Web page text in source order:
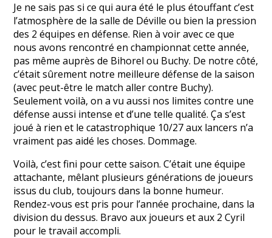
Je ne sais pas si ce qui aura été le plus étouffant c’est
l’atmosphère de la salle de Déville ou bien la pression
des 2 équipes en défense. Rien à voir avec ce que
nous avons rencontré en championnat cette année,
pas même auprès de Bihorel ou Buchy. De notre côté,
c’était sûrement notre meilleure défense de la saison
(avec peut-être le match aller contre Buchy).
Seulement voilà, on a vu aussi nos limites contre une
défense aussi intense et d’une telle qualité. Ça s’est
joué à rien et le catastrophique 10/27 aux lancers n’a
vraiment pas aidé les choses. Dommage.
Voilà, c’est fini pour cette saison. C’était une équipe
attachante, mêlant plusieurs générations de joueurs
issus du club, toujours dans la bonne humeur.
Rendez-vous est pris pour l’année prochaine, dans la
division du dessus. Bravo aux joueurs et aux 2 Cyril
pour le travail accompli.